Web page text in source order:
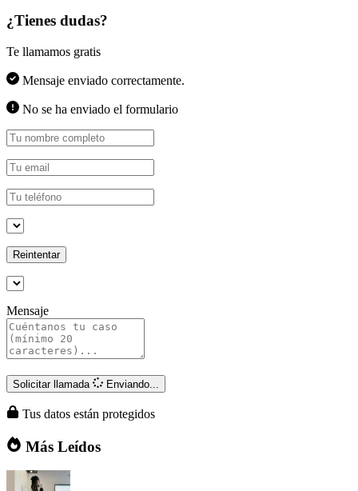
¿Tienes dudas?
Te llamamos gratis
Mensaje enviado correctamente.
No se ha enviado el formulario
Reintentar
Mensaje
Solicitar llamada Enviando...
Tus datos están protegidos
Más Leídos